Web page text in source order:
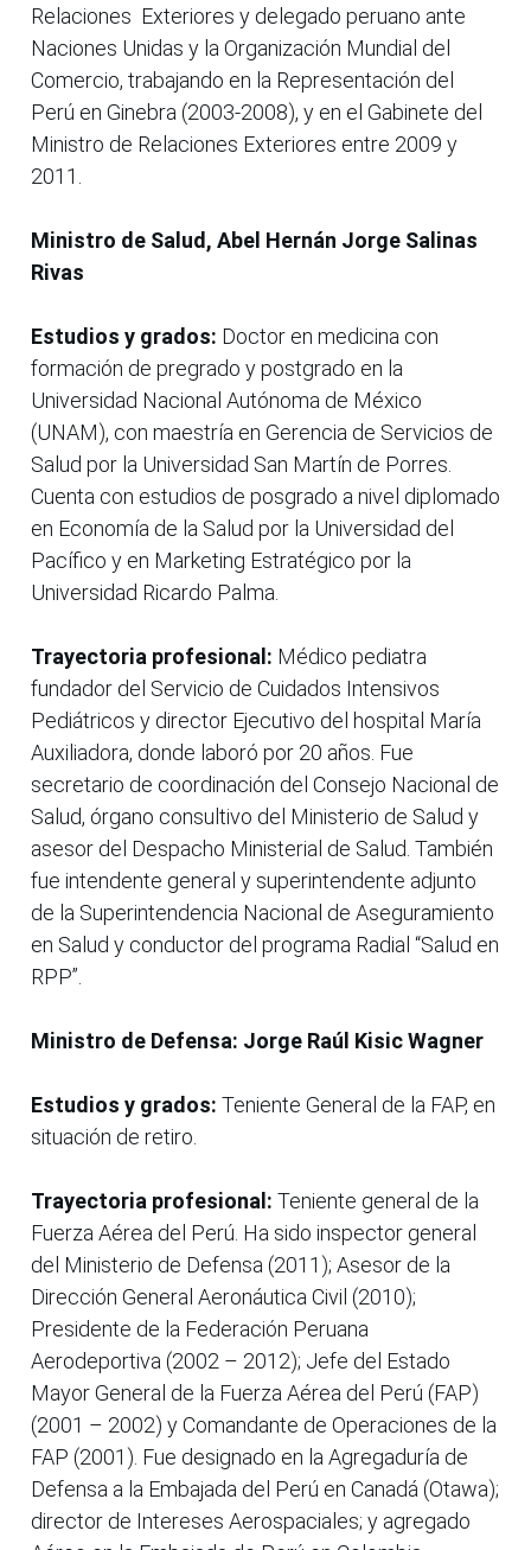
Relaciones Exteriores y delegado peruano ante
Naciones Unidas y la Organización Mundial del
Comercio, trabajando en la Representación del
Perú en Ginebra (2003-2008), y en el Gabinete del
Ministro de Relaciones Exteriores entre 2009 y
2011.
Ministro de Salud, Abel Hernán Jorge Salinas
Rivas
Estudios y grados: Doctor en medicina con
formación de pregrado y postgrado en la
Universidad Nacional Autónoma de México
(UNAM), con maestría en Gerencia de Servicios de
Salud por la Universidad San Martín de Porres.
Cuenta con estudios de posgrado a nivel diplomado
en Economía de la Salud por la Universidad del
Pacífico y en Marketing Estratégico por la
Universidad Ricardo Palma.
Trayectoria profesional: Médico pediatra
fundador del Servicio de Cuidados Intensivos
Pediátricos y director Ejecutivo del hospital María
Auxiliadora, donde laboró por 20 años. Fue
secretario de coordinación del Consejo Nacional de
Salud, órgano consultivo del Ministerio de Salud y
asesor del Despacho Ministerial de Salud. También
fue intendente general y superintendente adjunto
de la Superintendencia Nacional de Aseguramiento
en Salud y conductor del programa Radial “Salud en
RPP”.
Ministro de Defensa: Jorge Raúl Kisic Wagner
Estudios y grados: Teniente General de la FAP, en
situación de retiro.
Trayectoria profesional: Teniente general de la
Fuerza Aérea del Perú. Ha sido inspector general
del Ministerio de Defensa (2011); Asesor de la
Dirección General Aeronáutica Civil (2010);
Presidente de la Federación Peruana
Aerodeportiva (2002 – 2012); Jefe del Estado
Mayor General de la Fuerza Aérea del Perú (FAP)
(2001 – 2002) y Comandante de Operaciones de la
FAP (2001). Fue designado en la Agregaduría de
Defensa a la Embajada del Perú en Canadá (Otawa);
director de Intereses Aerospaciales; y agregado